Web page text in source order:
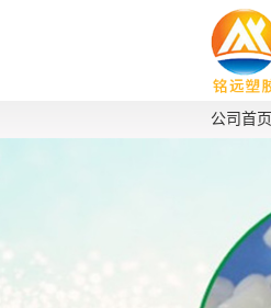
公司首页